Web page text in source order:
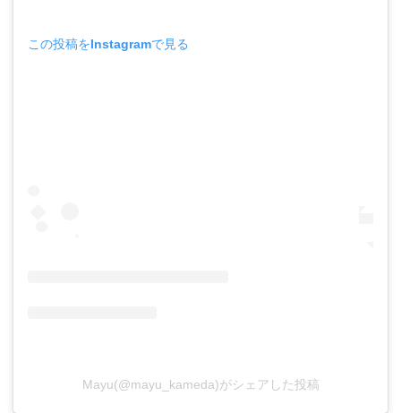
この投稿をInstagramで見る
Mayu(@mayu_kameda)がシェアした投稿